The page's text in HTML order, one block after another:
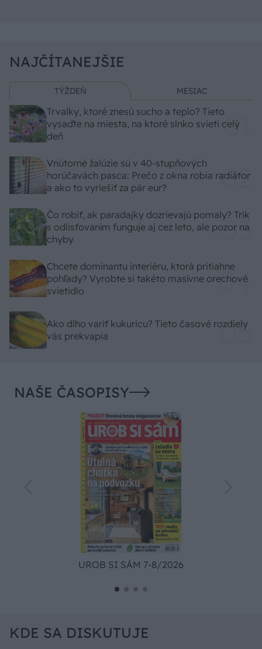
NAJČÍTANEJŠIE
TÝŽDEŇ MESIAC
Trvalky, ktoré znesú sucho a teplo? Tieto
vysaďte na miesta, na ktoré slnko svieti celý
deň
Vnútorné žalúzie sú v 40-stupňových
horúčavách pasca: Prečo z okna robia radiátor
a ako to vyriešiť za pár eur?
Čo robiť, ak paradajky dozrievajú pomaly? Trik
s odlisťovaním funguje aj cez leto, ale pozor na
chyby
Chcete dominantu interiéru, ktorá pritiahne
pohľady? Vyrobte si takéto masívne orechové
svietidlo
Ako dlho variť kukuricu? Tieto časové rozdiely
vás prekvapia
NAŠE ČASOPISY
UROB SI SÁM 7-8/2026
KDE SA DISKUTUJE